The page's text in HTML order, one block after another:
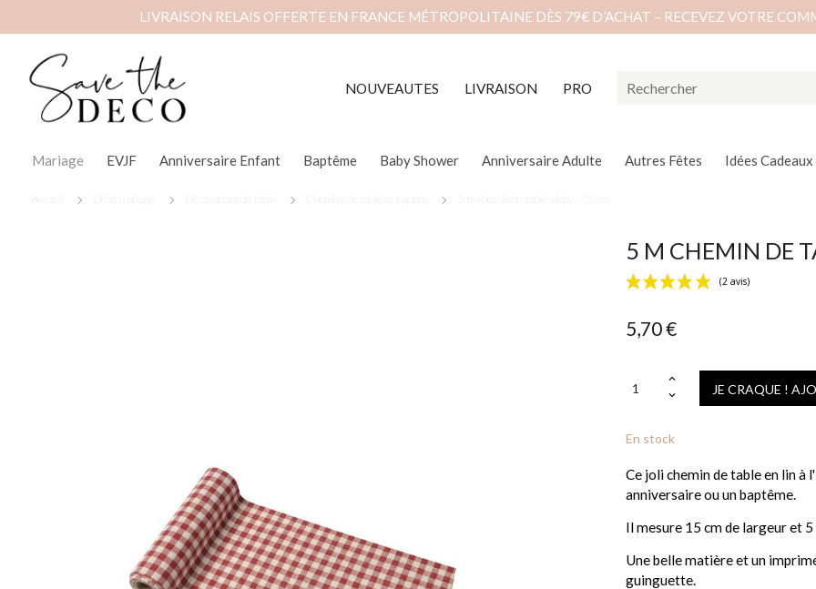
LIVRAISON RELAIS OFFERTE EN FRANCE MÉTROPOLITAINE DÈS 79€ D’ACHAT – RECEVEZ VOTRE
NOUVEAUTES LIVRAISON PRO
Mariage EVJF Anniversaire Enfant Baptême Baby Shower Anniversaire Adulte Autres Fêtes Idées Cadeaux
Accueil Déco mariage Décorations de table Chemins de table et nappes 5 m chemin de table vichy - 15 cm
5 M CHEMIN DE
5,70 €
JE CRAQUE !
En stock
Ce joli chemin de table en lin
anniversaire ou un baptême.
Il mesure 15 cm de largeur et
Une belle matière et un
guinguette.